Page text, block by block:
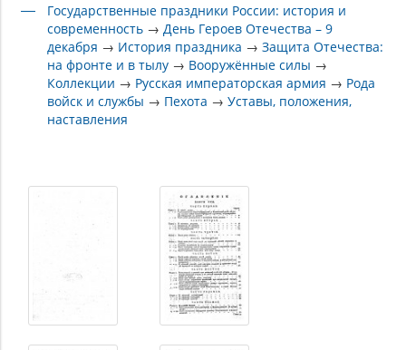
Государственные праздники России: история и
современность → День Героев Отечества – 9
декабря → История праздника →Защита Отечества:
на фронте и в тылу → Вооружённые силы →
Коллекции → Русская императорская армия → Рода
войск и службы → Пехота →Уставы, положения,
наставления